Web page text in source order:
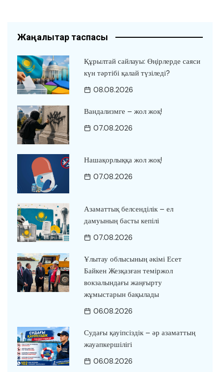
Жаңалықтар таспасы
Құрылтай сайлауы: Өңірлерде саяси
күн тәртібі қалай түзіледі?
08.08.2026
Вандализмге – жол жоқ!
07.08.2026
Нашақорлыққа жол жоқ!
07.08.2026
Азаматтық белсенділік – ел
дамуының басты кепілі
07.08.2026
Ұлытау облысының әкімі Есет
Байкен Жезқазған теміржол
вокзалындағы жаңғырту
жұмыстарын бақылады
06.08.2026
Судағы қауіпсіздік – әр азаматтың
жауапкершілігі
06.08.2026